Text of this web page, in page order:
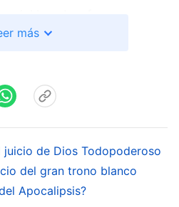
gracias a la obra de
satánico corrupto
hombre debe ser
de su carácter satánico
pecadora le sea
y no se desarrolle
el carácter del
más
juicio de Dios Todopoderoso
del gran trono blanco
Apocalipsis?